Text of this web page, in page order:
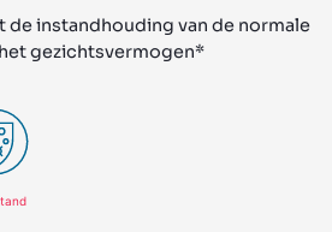
de instandhouding van de normale
gezichtsvermogen*